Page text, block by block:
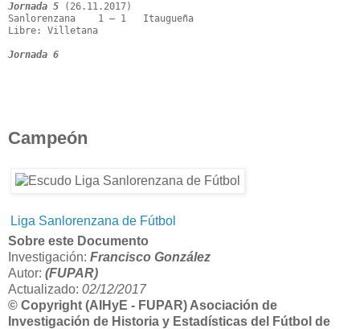
Jornada 5 (26.11.2017)
Sanlorenzana    1 – 1   Itaugueña
Libre: Villetana
Jornada 6
Campeón
Liga Sanlorenzana de Fútbol
Sobre este Documento
Investigación: Francisco González
Autor: (FUPAR)
Actualizado: 02/12/2017
© Copyright (AIHyE - FUPAR) Asociación de
Investigación de Historia y Estadísticas del Fútbol de